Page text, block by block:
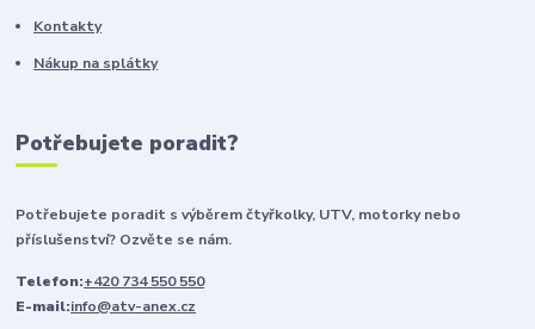
Kontakty
Nákup na splátky
Potřebujete poradit?
Potřebujete poradit s výběrem čtyřkolky, UTV, motorky nebo
příslušenství? Ozvěte se nám.
Telefon:+420 734 550 550
E-mail:info@atv-anex.cz